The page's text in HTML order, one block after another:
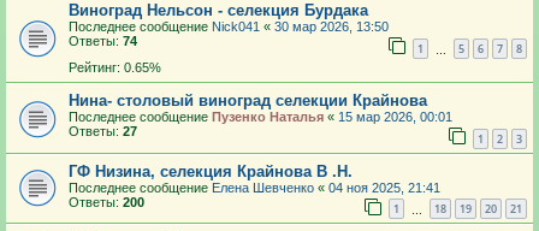
Виноград Нельсон - селекция Бурдака
Последнее сообщение Nick041 « 30 мар 2026, 13:50
Ответы: 74 1 5 6 7 8
Рейтинг: 0.65%
Нина- столовый виноград селекции Крайнова
Последнее сообщение Пузенко Наталья « 15 мар 2026, 00:01
Ответы: 27 1 2 3
ГФ Низина, селекция Крайнова В .Н.
Последнее сообщение Елена Шевченко « 04 ноя 2025, 21:41
Ответы: 200 1 18 19 20 21